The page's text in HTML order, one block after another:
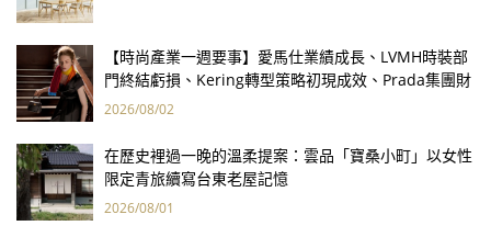
【時尚產業一週要事】愛馬仕業績成長、LVMH時裝部
門終結虧損、Kering轉型策略初現成效、Prada集團財
報亮眼
2026/08/02
在歷史裡過一晚的溫柔提案：雲品「寶桑小町」以女性
限定青旅續寫台東老屋記憶
2026/08/01